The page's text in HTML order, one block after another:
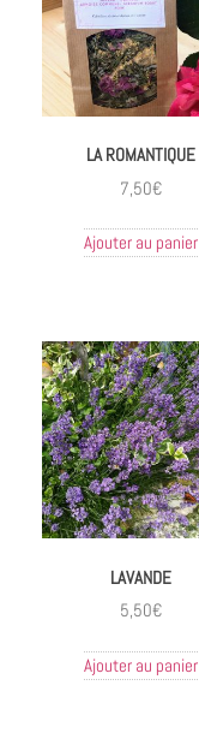
LA ROMANTIQUE
7,50€
Ajouter au panier
LAVANDE
5,50€
Ajouter au panier